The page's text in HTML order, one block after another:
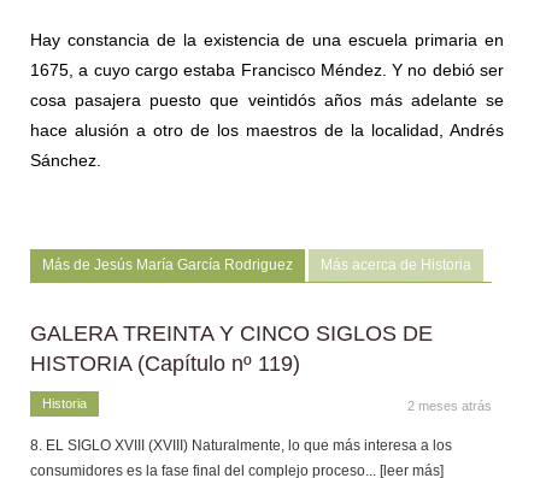
Hay constancia de la existencia de una escuela primaria en
1675, a cuyo cargo estaba Francisco Méndez. Y no debió ser
cosa pasajera puesto que veintidós años más adelante se
hace alusión a otro de los maestros de la localidad, Andrés
Sánchez.
Más de Jesús María García Rodriguez Más acerca de Historia
GALERA TREINTA Y CINCO SIGLOS DE
HISTORIA (Capítulo nº 119)
Historia 2 meses atrás
8. EL SIGLO XVIII (XVIII) Naturalmente, lo que más interesa a los
consumidores es la fase final del complejo proceso... [leer más]